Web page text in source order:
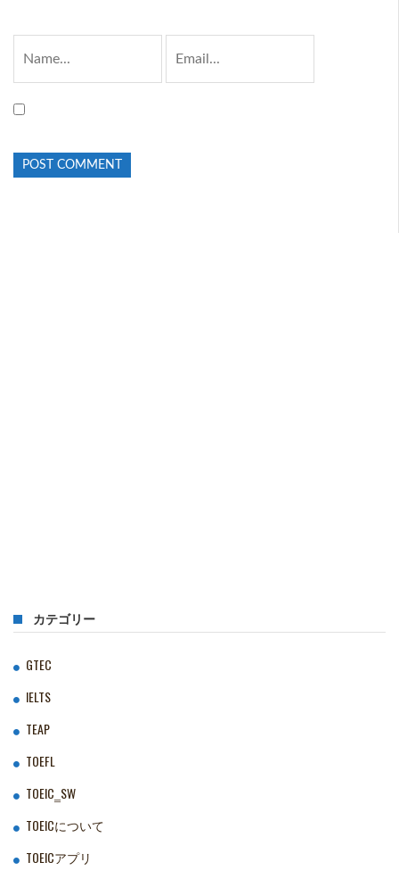
カテゴリー
GTEC
IELTS
TEAP
TOEFL
TOEIC‗SW
TOEICについて
TOEICアプリ